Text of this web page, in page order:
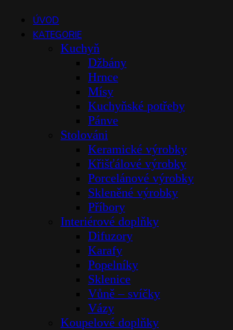
ÚVOD
KATEGORIE
Kuchyň
Džbány
Hrnce
Mísy
Kuchyňské potřeby
Pánve
Stolováni
Keramické výrobky
Křišťálové výrobky
Porcelánové výrobky
Skleněné výrobky
Příbory
Interiérové doplňky
Difuzory
Karafy
Popelníky
Sklenice
Vůně – svíčky
Vázy
Koupelové doplňky